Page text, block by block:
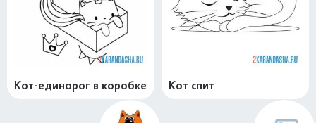
Кот-единорог в коробке Кот спит